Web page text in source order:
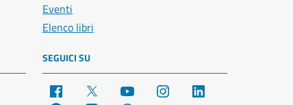
Eventi
Elenco libri
SEGUICI SU
Facebook YouTube Instagram